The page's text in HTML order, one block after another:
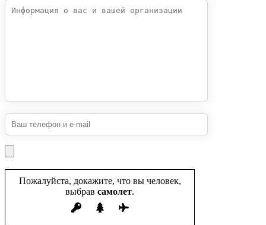
Пожалуйста, докажите, что вы человек,
выбрав самолет.